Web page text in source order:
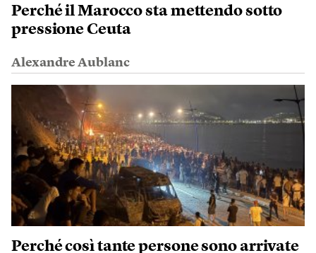
Perché il Marocco sta mettendo sotto
pressione Ceuta
Alexandre Aublanc
Perché così tante persone sono arrivate